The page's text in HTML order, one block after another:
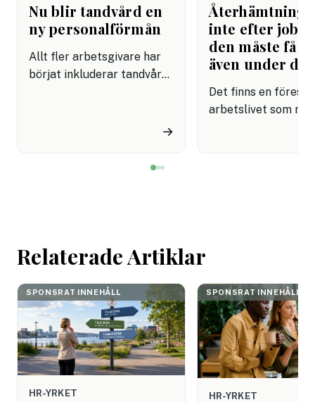
Nu blir tandvård en
ny personalförmån
Allt fler arbetsgivare har
börjat inkluderar tandvård i
miljon svenskar uppger att
→
Återhämtning
inte efter
den måste få
även under
Det finns en
arbetslivet som
Relaterade Artiklar
SPONSRAT INNEHÅLL
HR-YRKET
SPONSRAT INNEHÅLL
HR-YRKET